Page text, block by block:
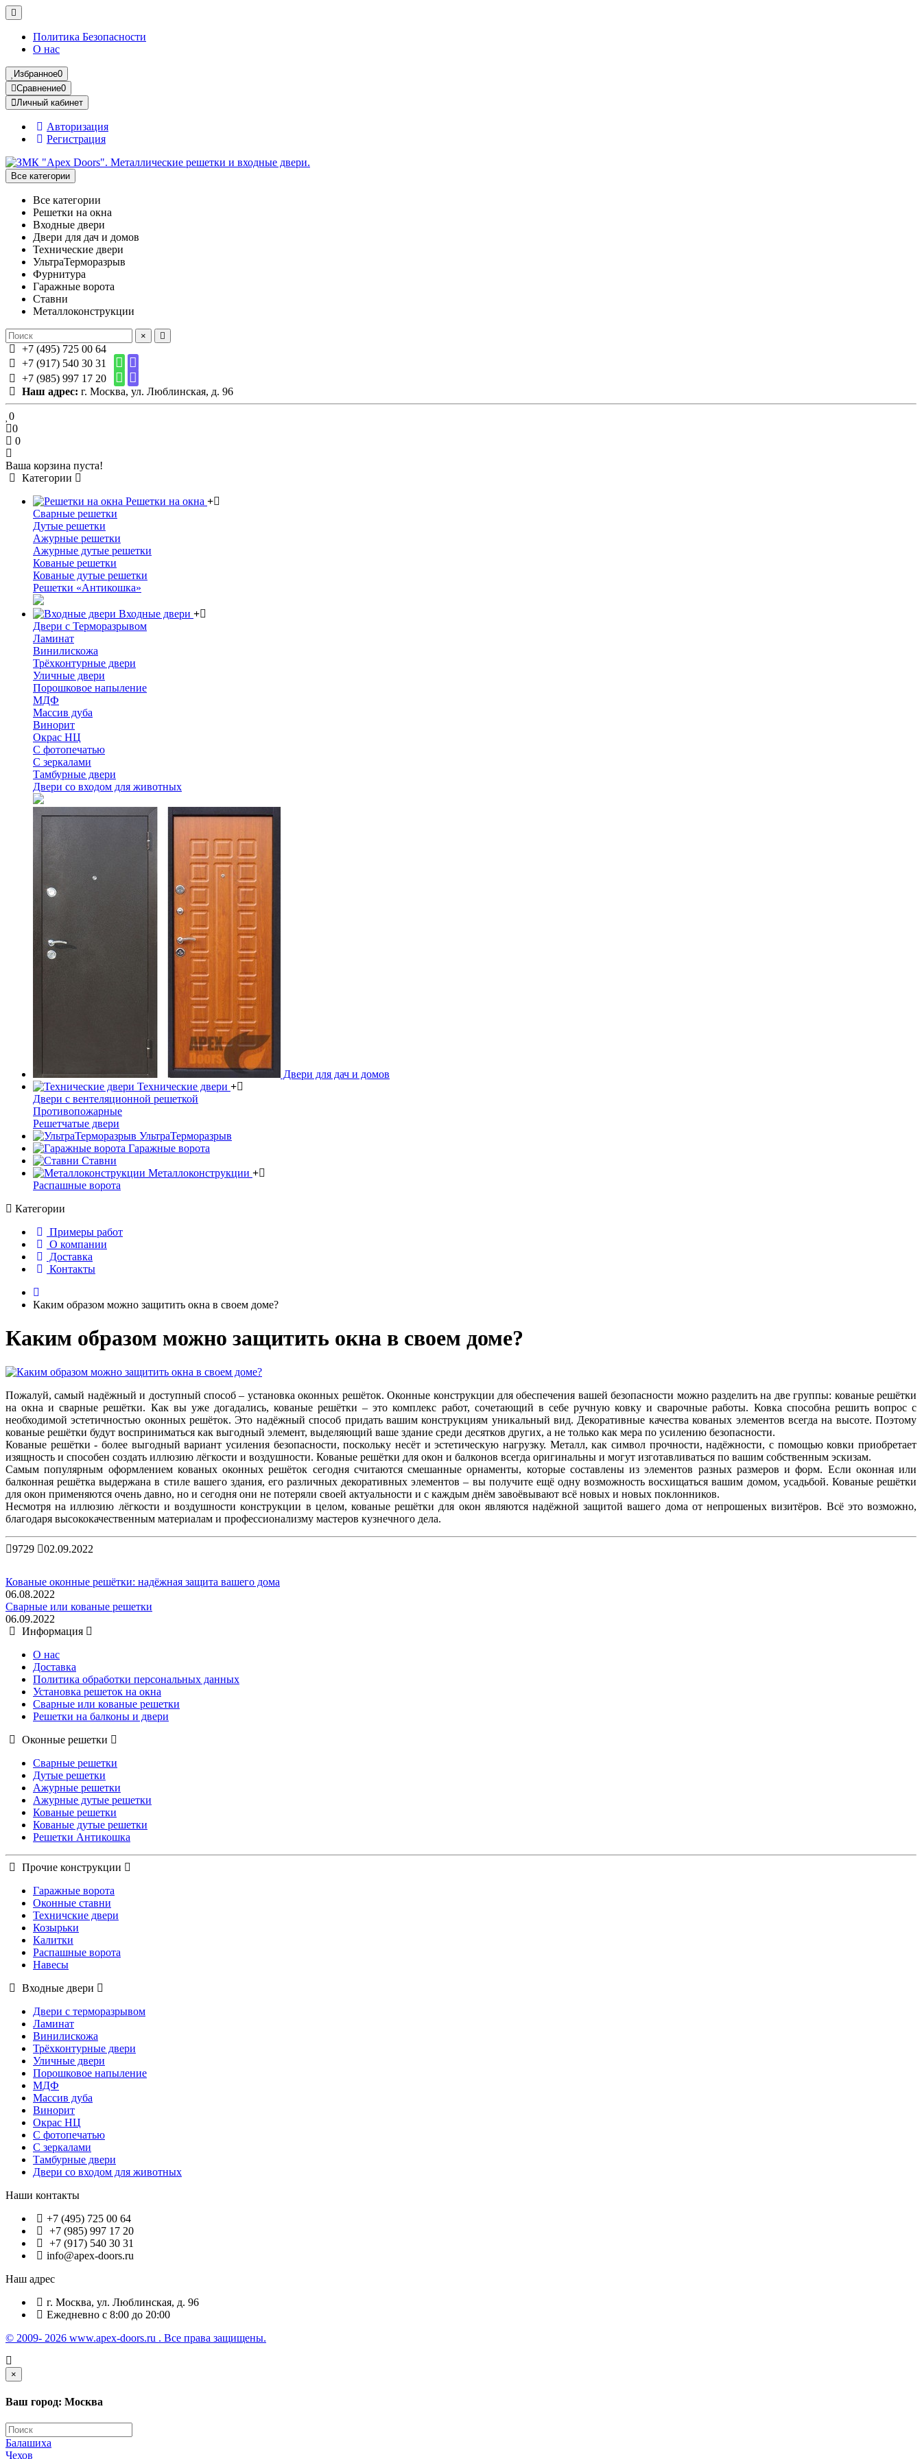
Политика Безопасности
О нас
Избранное0
Сравнение0
Личный кабинет
Авторизация
Регистрация
Все категории
Все категории
Решетки на окна
Входные двери
Двери для дач и домов
Технические двери
УльтраТерморазрыв
Фурнитура
Гаражные ворота
Ставни
Металлоконструкции
×
+7 (495) 725 00 64
+7 (917) 540 30 31
+7 (985) 997 17 20
Наш адрес: г. Москва, ул. Люблинская, д. 96
0
0
0
Ваша корзина пуста!
Категории
Решетки на окна
Сварные решетки
Дутые решетки
Ажурные решетки
Ажурные дутые решетки
Кованые решетки
Кованые дутые решетки
Решетки «Антикошка»
Входные двери
Двери с Терморазрывом
Ламинат
Винилискожа
Трёхконтурные двери
Уличные двери
Порошковое напыление
МДФ
Массив дуба
Винорит
Окрас НЦ
С фотопечатью
С зеркалами
Тамбурные двери
Двери со входом для животных
Двери для дач и домов
Технические двери
Двери с вентеляционной решеткой
Противопожарные
Решетчатые двери
УльтраТерморазрыв
Гаражные ворота
Ставни
Металлоконструкции
Распашные ворота
Категории
Примеры работ
О компании
Доставка
Контакты
Каким образом можно защитить окна в своем доме?
Каким образом можно защитить окна в своем доме?
Пожалуй, самый надёжный и доступный способ – установка оконных решёток. Оконные конструкции для обеспечения вашей безопасности можно разделить на две группы: кованые решётки
на окна и сварные решётки. Как вы уже догадались, кованые решётки – это комплекс работ, сочетающий в себе ручную ковку и сварочные работы. Ковка способна решить вопрос с
необходимой эстетичностью оконных решёток. Это надёжный способ придать вашим конструкциям уникальный вид. Декоративные качества кованых элементов всегда на высоте. Поэтому
кованые решётки будут восприниматься как выгодный элемент, выделяющий ваше здание среди десятков других, а не только как мера по усилению безопасности.
Кованые решётки - более выгодный вариант усиления безопасности, поскольку несёт и эстетическую нагрузку. Металл, как символ прочности, надёжности, с помощью ковки приобретает
изящность и способен создать иллюзию лёгкости и воздушности. Кованые решётки для окон и балконов всегда оригинальны и могут изготавливаться по вашим собственным эскизам.
Самым популярным оформлением кованых оконных решёток сегодня считаются смешанные орнаменты, которые составлены из элементов разных размеров и форм. Если оконная или
балконная решётка выдержана в стиле вашего здания, его различных декоративных элементов – вы получите ещё одну возможность восхищаться вашим домом, усадьбой. Кованые решётки
для окон применяются очень давно, но и сегодня они не потеряли своей актуальности и с каждым днём завоёвывают всё новых и новых поклонников.
Несмотря на иллюзию лёгкости и воздушности конструкции в целом, кованые решётки для окон являются надёжной защитой вашего дома от непрошеных визитёров. Всё это возможно,
благодаря высококачественным материалам и профессионализму мастеров кузнечного дела.
9729 02.09.2022
Кованые оконные решётки: надёжная защита вашего дома
06.08.2022
Сварные или кованые решетки
06.09.2022
Информация
О нас
Доставка
Политика обработки персональных данных
Установка решеток на окна
Сварные или кованые решетки
Решетки на балконы и двери
Оконные решетки
Сварные решетки
Дутые решетки
Ажурные решетки
Ажурные дутые решетки
Кованые решетки
Кованые дутые решетки
Решетки Антикошка
Прочие конструкции
Гаражные ворота
Оконные ставни
Техничские двери
Козырьки
Калитки
Распашные ворота
Навесы
Входные двери
Двери с терморазрывом
Ламинат
Винилискожа
Трёхконтурные двери
Уличные двери
Порошковое напыление
МДФ
Массив дуба
Винорит
Окрас НЦ
С фотопечатью
С зеркалами
Тамбурные двери
Двери со входом для животных
Наши контакты
+7 (495) 725 00 64
+7 (985) 997 17 20
+7 (917) 540 30 31
info@apex-doors.ru
Наш адрес
г. Москва, ул. Люблинская, д. 96
Ежедневно с 8:00 до 20:00
© 2009- 2026 www.apex-doors.ru . Все права защищены.
×
Ваш город: Москва
Балашиха
Чехов